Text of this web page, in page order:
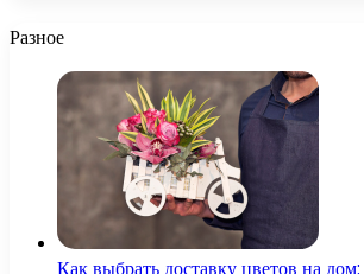
Разное
Как выбрать доставку цветов на